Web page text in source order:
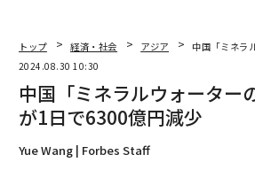
関連記事
中国「ミネラルウォーターの富豪」の資産が1日
トップ 経済・社会 アジア
中国「ミネラ
2024.08.30 10:30
中国「ミネラルウォーター
が1日で6300億円減少
Yue Wang | Forbes Staff